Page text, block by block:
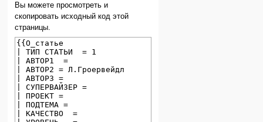
Вы можете просмотреть и
скопировать исходный код этой
страницы.